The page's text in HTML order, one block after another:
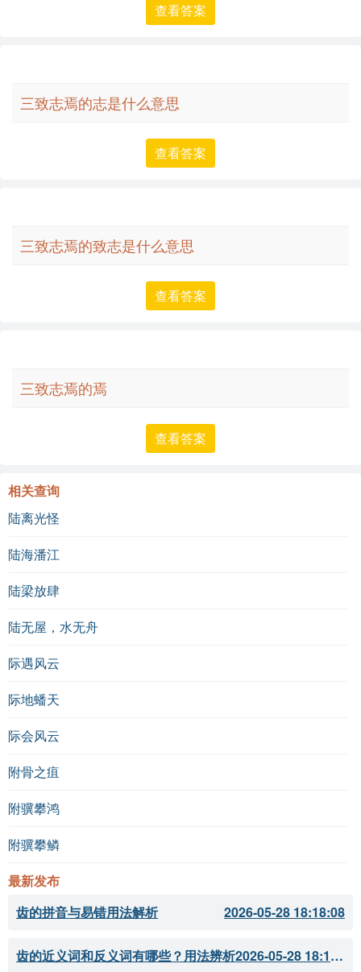
查看答案
三致志焉的志是什么意思
查看答案
三致志焉的致志是什么意思
查看答案
三致志焉的焉
查看答案
相关查询
陆离光怪
陆海潘江
陆梁放肆
陆无屋，水无舟
际遇风云
际地蟠天
际会风云
附骨之疽
附骥攀鸿
附骥攀鳞
最新发布
齿的拼音与易错用法解析
2026-05-28 18:18:08
齿的近义词和反义词有哪些？用法辨析 2026-05-28 18:18:07